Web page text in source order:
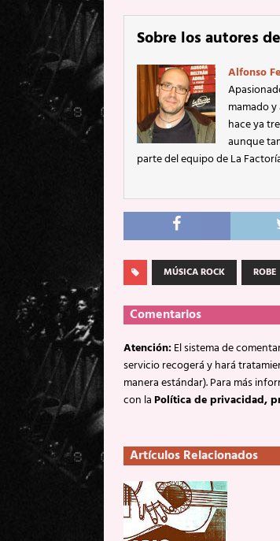
Sobre los autores
Alfonso
mamado
hace ya
aunque
parte del equipo de La
MÚSICA ROCK ROBE
Comentarios
Atención:El sistema de
servicio recogerá y hará
manera estándar). Para más
con laPolítica de privacidad,
Artículos Relacionados